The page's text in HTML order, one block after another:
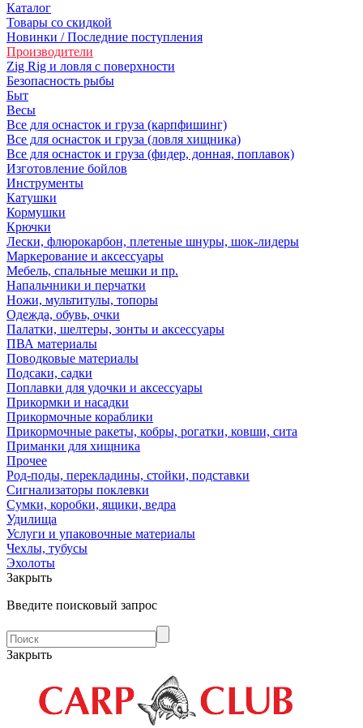
Каталог
Товары со скидкой
Новинки / Последние поступления
Производители
Zig Rig и ловля с поверхности
Безoпасность рыбы
Быт
Весы
Все для оснасток и груза (карпфишинг)
Все для оснасток и груза (ловля хищника)
Все для оснасток и груза (фидер, донная, поплавок)
Изготовление бойлов
Инструменты
Катушки
Кормушки
Крючки
Лески, флюрокарбон, плетеные шнуры, шок-лидеры
Маркерование и аксессуары
Мебель, спальные мешки и пр.
Напальчники и перчатки
Ножи, мультитулы, топоры
Одежда, обувь, очки
Палатки, шелтеры, зонты и аксессуары
ПВА материалы
Поводковые материалы
Подсаки, садки
Поплавки для удочки и аксессуары
Прикормки и насадки
Прикормочные кораблики
Прикормочные ракеты, кобры, рогатки, ковши, сита
Приманки для хищника
Прочее
Род-поды, перекладины, стойки, подставки
Сигнализаторы поклевки
Сумки, коробки, ящики, ведра
Удилища
Услуги и упаковочные материалы
Чехлы, тубусы
Эхолоты
Закрыть
Введите поисковый запрос
Закрыть